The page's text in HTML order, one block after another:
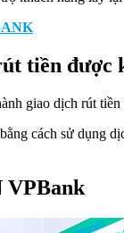
tiền được
giao dịch rút
cách sử dụng
VPBank